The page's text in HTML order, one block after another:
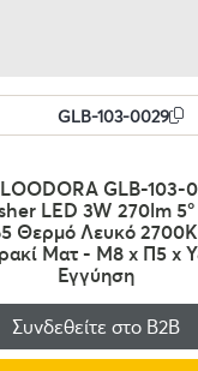
GLB-103-0029
GLB-103-
LED 3W 270lm
Θερμό Λευκό
Ματ - Μ8 x Π5 x
Εγγύηση
Συνδεθείτε στο Β2Β